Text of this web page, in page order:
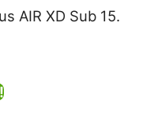
AIR XD Sub 15.